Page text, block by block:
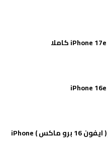
مواصفات وسعر ( ايفون 16 برو ماكس ) iPhone